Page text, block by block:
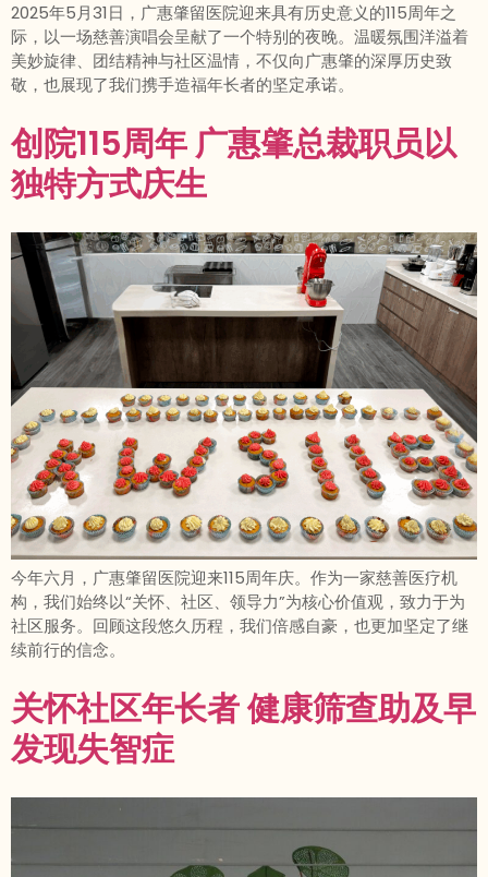
2025年5月31日，广惠肇留医院迎来具有历史意义的115周年之
际，以一场慈善演唱会呈献了一个特别的夜晚。温暖氛围洋溢着
美妙旋律、团结精神与社区温情，不仅向广惠肇的深厚历史致
敬，也展现了我们携手造福年长者的坚定承诺。
创院115周年 广惠肇总裁职员以
独特方式庆生
今年六月，广惠肇留医院迎来115周年庆。作为一家慈善医疗机
构，我们始终以“关怀、社区、领导力”为核心价值观，致力于为
社区服务。回顾这段悠久历程，我们倍感自豪，也更加坚定了继
续前行的信念。
关怀社区年长者 健康筛查助及早
发现失智症